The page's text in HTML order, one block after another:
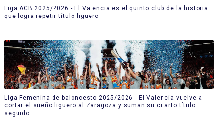
Liga ACB 2025/2026 - El Valencia es el quinto club de la historia
que logra repetir título liguero
Liga Femenina de baloncesto 2025/2026 - El Valencia vuelve a
cortar el sueño liguero al Zaragoza y suman su cuarto título
seguido